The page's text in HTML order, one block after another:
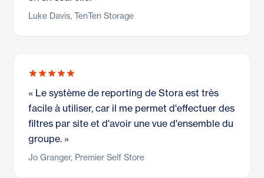
Luke Davis, TenTen Storage
« Le système de reporting de Stora est très
facile à utiliser, car il me permet d'effectuer des
filtres par site et d'avoir une vue d'ensemble du
groupe. »
Jo Granger, Premier Self Store